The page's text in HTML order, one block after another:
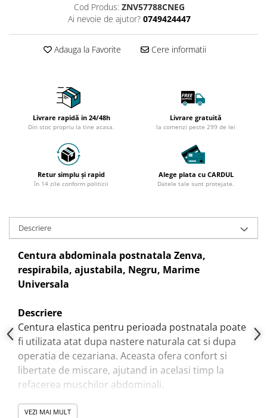
Ingrijirea Tenului
Orteze
Casa Si Gradina
Articole Animale - Pet Shop
Accesorii Auto
Diagnosticare
Cod Produs: ZNV57788CNEG
Ai nevoie de ajutor? 0749424447
Adauga la Favorite Cere informatii
Livrare rapidă in 24/48h
Din stoc propriu la tine acasa.
Livrare gratuită
la comenzi peste 299 de lei
Retur simplu și rapid
în 14 zile conform politicii
Alege plata cu CARDUL
Datele tale sunt protejate.
Descriere
Centura abdominala postnatala Zenva,
respirabila, ajustabila, Negru, Marime
Universala
Descriere
Centura elastica pentru perioada postnatala poate
fi utilizata atat dupa nastere naturala cat si dupa
operatia de cezariana. Aceasta ofera confort si
libertate de miscare, ajutand in acelasi timp la
refacerea muschilor abdominali.
Caracteristici:
VEZI MAI MULT